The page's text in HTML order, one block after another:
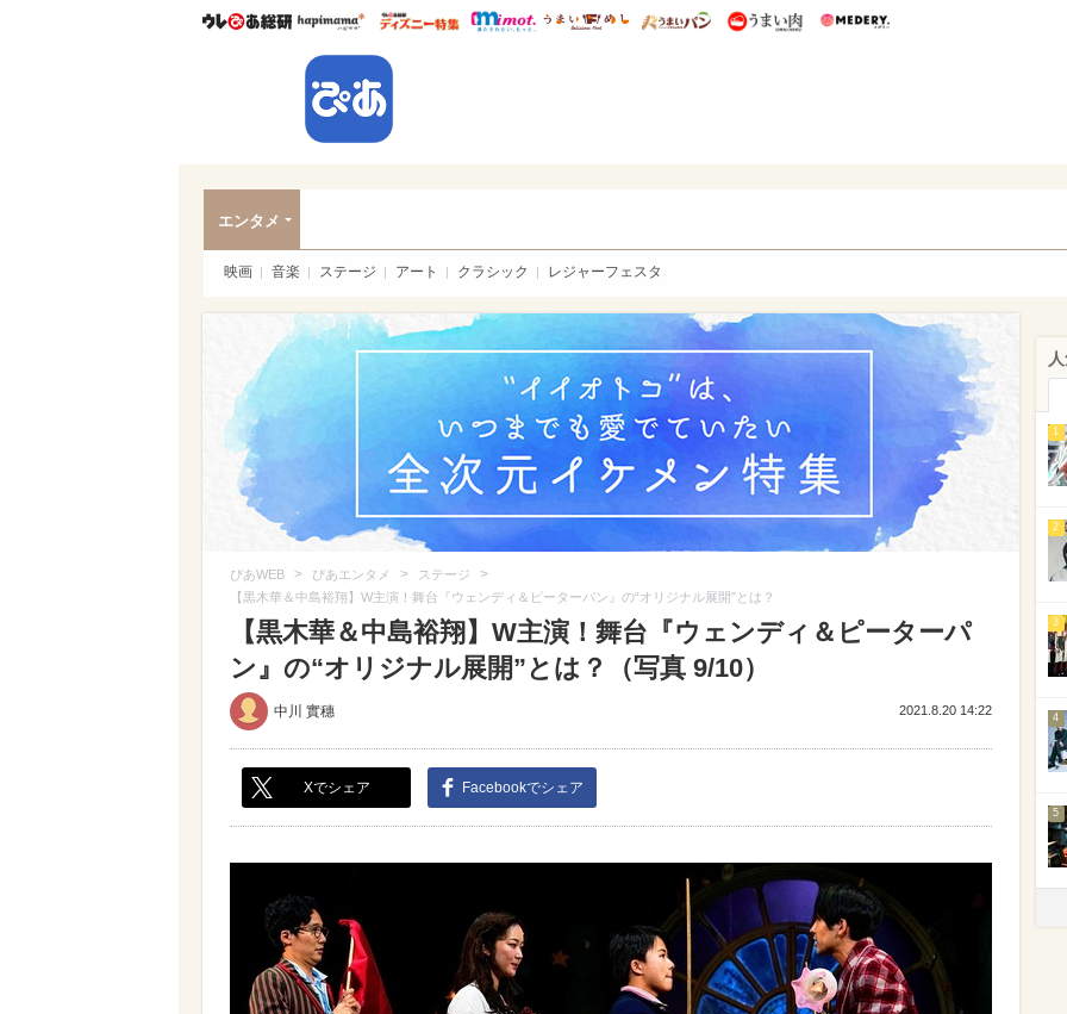
ウレぴあ総研ハピママ* ウレぴあ総研 ディズニー特集
mimot. うまいめし うまいパン うまい肉
エンタメ
映画 音楽 ステージ アート クラシック レジャーフェスタ
ぴあWEB > ぴあエンタメ > ステージ >
【黒木華＆中島裕翔】W主演！舞台『ウェンディ＆ピーターパン』の“オリジナル展開”とは？
【黒木華＆中島裕翔】W主演！舞台『ウェンディ＆ピーターパ
ン』の“オリジナル展開”とは？（写真 9/10）
中川 實穗 2021.8.20 14:22
Xでシェア Facebookでシェア
1
2
3
4
5